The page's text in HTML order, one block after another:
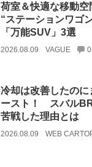
荷室＆快適な移動空
“ステーションワゴ
「万能SUV」3選
2026.08.09 VAGUE 0
冷却は改善したの
ースト！ スバル
苦戦した理由とは
2026.08.09 WEB